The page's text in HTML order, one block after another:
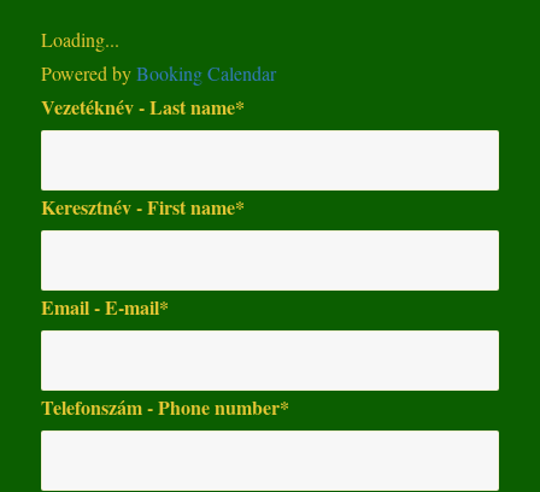
Loading...
Powered byBooking Calendar
Vezetéknév - Last name*
Keresztnév - First name*
Email - E-mail*
Telefonszám - Phone number*